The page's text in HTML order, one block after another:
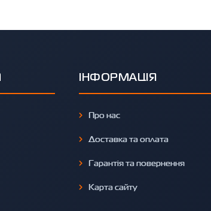
ІНФОРМАЦІЯ
Про нас
Доставка та оплата
Гарантія та повернення
Карта сайту